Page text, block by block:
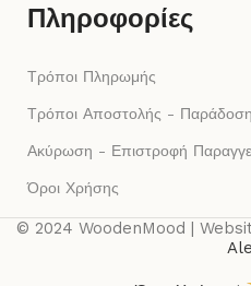
Πληροφορίες
Τρόποι Πληρωμής
Τρόποι Αποστολής -
Ακύρωση - Επιστροφή
Όροι Χρήσης
© 2024 WoodenMood |